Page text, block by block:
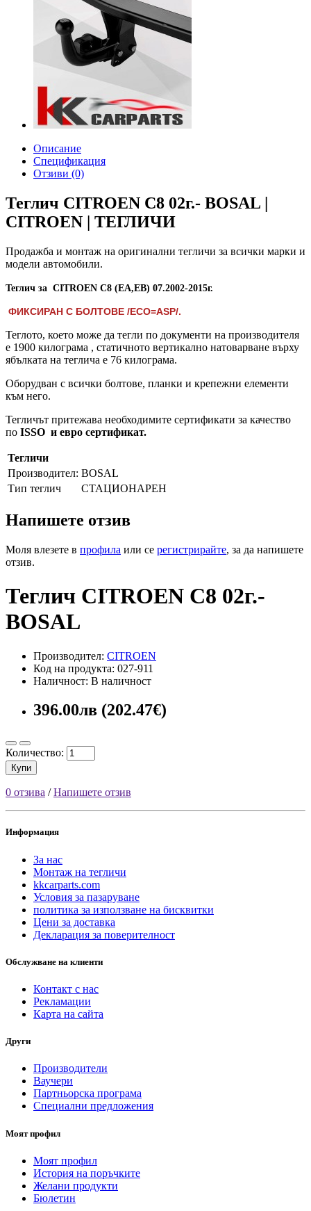
Описание
Спецификация
Отзиви (0)
Теглич CITROEN C8 02г.- BOSAL |
CITROEN | ТЕГЛИЧИ
Продажба и монтаж на оригинални тегличи за всички марки и
модели автомобили.
Теглич за CITROEN C8 (EA,EB) 07.2002-2015г.
ФИКСИРАН С БОЛТОВЕ /ECO=ASP/.
Теглото, което може да тегли по документи на производителя
е 1900 килограма , статичното вертикално натоварване върху
ябълката на теглича е 76 килограма.
Оборудван с всички болтове, планки и крепежни елементи
към него.
Тегличът притежава необходимите сертификати за качество
по ISSO и евро сертификат.
Тегличи
Производител: BOSAL
Тип теглич
СТАЦИОНАРЕН
Напишете отзив
Моля влезете в профила или се регистрирайте, за да напишете
отзив.
Теглич CITROEN C8 02г.-
BOSAL
Производител: CITROEN
Код на продукта: 027-911
Наличност: В наличност
396.00лв (202.47€)
Количество:
Купи
0 отзива /Напишете отзив
Информация
За нас
Монтаж на тегличи
kkcarparts.com
Условия за пазаруване
политика за използване на бисквитки
Цени за доставка
Декларация за поверителност
Обслужване на клиенти
Контакт с нас
Рекламации
Карта на сайта
Други
Производители
Ваучери
Партньорска програма
Специални предложения
Моят профил
Моят профил
История на поръчките
Желани продукти
Бюлетин